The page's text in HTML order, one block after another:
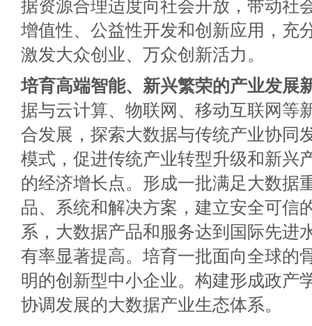
据资源合理适度向社会开放，带动社
增值性、公益性开发和创新应用，充
激发大众创业、万众创新活力。
培育高端智能、新兴繁荣的产业发展
据与云计算、物联网、移动互联网等
合发展，探索大数据与传统产业协同
模式，促进传统产业转型升级和新兴
的经济增长点。形成一批满足大数据
品、系统和解决方案，建立安全可信
系，大数据产品和服务达到国际先进
有率显著提高。培育一批面向全球的
明的创新型中小企业。构建形成政产
协调发展的大数据产业生态体系。